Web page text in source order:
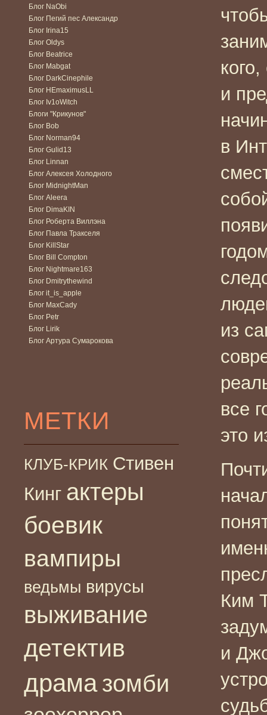
Блог NaObi
Блог Пегий пес Александр
Блог Irina15
Блог Oldys
Блог Beatrice
Блог Mabgat
Блог DarkCinephile
Блог HEmaximusLL
Блог Iv1oWitch
Блоги "Крикунов"
Блог Bob
Блог Norman94
Блог Gulid13
Блог Linnan
Блог Алексея Холодного
Блог MidnightMan
Блог Aleera
Блог DimaKIN
Блог Роберта Виллэна
Блог Павла Тракселя
Блог KillStar
Блог Bill Compton
Блог Nightmare163
Блог Dmitrythewind
Блог it_is_apple
Блог MaxCady
Блог Petr
Блог Lirik
Блог Артура Сумарокова
МЕТКИ
КЛУБ-КРИК Стивен
Кинг актеры
боевик
вампиры
ведьмы вирусы
выживание
детектив
драма зомби
и
в
из
все
это
Ким
и